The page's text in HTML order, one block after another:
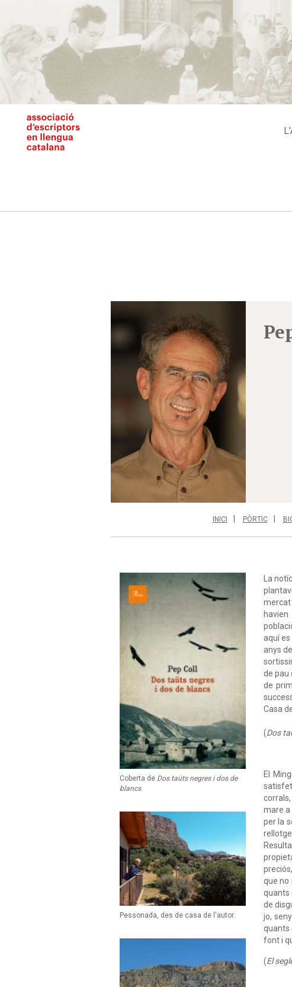
contingut
INICI PÒRTIC
Coberta de Dos taüts negres i dos de
blancs.
Pessonada, des de casa de l'autor.
La
aquí
anys
de pau
de
Casa
(Dos
El
mare
per la
que no
quants
de
jo,
quants
font i
(El